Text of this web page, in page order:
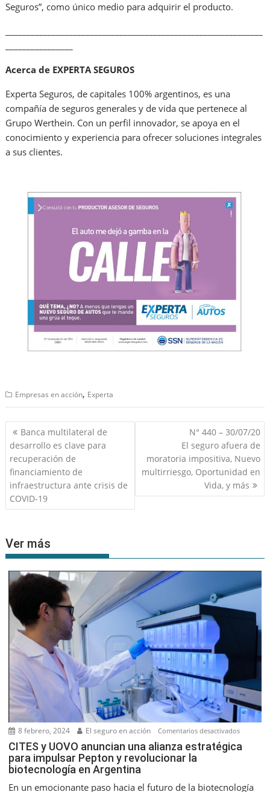
Seguros”, como único medio para adquirir el producto.
Acerca de EXPERTA SEGUROS
Experta Seguros, de capitales 100% argentinos, es una
compañía de seguros generales y de vida que pertenece al
Grupo Werthein. Con un perfil innovador, se apoya en el
conocimiento y experiencia para ofrecer soluciones integrales
a sus clientes.
Empresas en acción, Experta
Navegación
de
entradas
Banca multilateral de
desarrollo es clave para
recuperación de
financiamiento de
infraestructura ante crisis de
COVID-19
N° 440 – 30/07/20
El seguro afuera de
moratoria impositiva, Nuevo
multirriesgo, Oportunidad en
Vida, y más
Ver más
8 febrero, 2024 El seguro en acción Comentarios desactivadosen
CITES
anuncian
CITES y UOVO anuncian una alianza estratégica
para impulsar Pepton y revolucionar la
biotecnología en Argentina
En un emocionante paso hacia el futuro de la biotecnología